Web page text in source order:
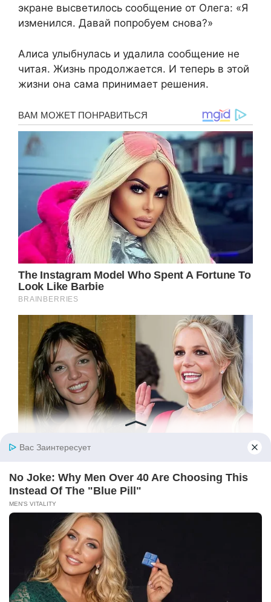
экране высветилось сообщение от Олега: «Я
изменился. Давай попробуем снова?»
Алиса улыбнулась и удалила сообщение не
читая. Жизнь продолжается. И теперь в этой
жизни она сама принимает решения.